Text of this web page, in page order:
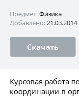
Предмет:Физика
Добавлено:21.03.2014
Скачать
Курсовая работа
координации в